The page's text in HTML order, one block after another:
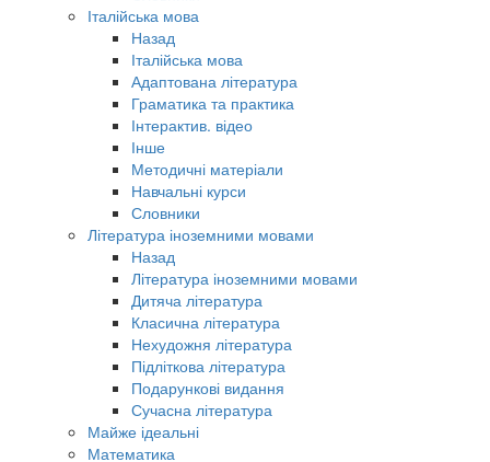
Італійська мова
Назад
Італійська мова
Адаптована література
Граматика та практика
Інтерактив. відео
Інше
Методичні матеріали
Навчальні курси
Словники
Література іноземними мовами
Назад
Література іноземними мовами
Дитяча література
Класична література
Нехудожня література
Підліткова література
Подарункові видання
Сучасна література
Майже ідеальні
Математика